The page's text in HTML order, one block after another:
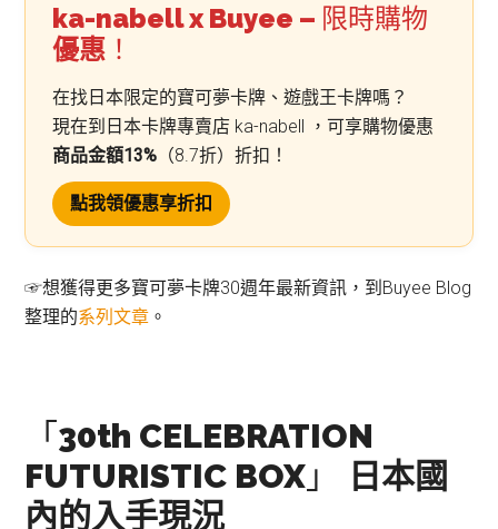
ka-nabell x Buyee – 限時購物
優惠 ！
在找日本限定的寶可夢卡牌、遊戲王卡牌嗎？
現在到日本卡牌專賣店 ka-nabell ，可享購物優惠
商品金額13% （8.7折）折扣！
點我領優惠享折扣
☞想獲得更多寶可夢卡牌30週年最新資訊，到Buyee Blog
整理的系列文章 。
「 30th CELEBRATION
FUTURISTIC BOX 」
日本國
內的入手現況